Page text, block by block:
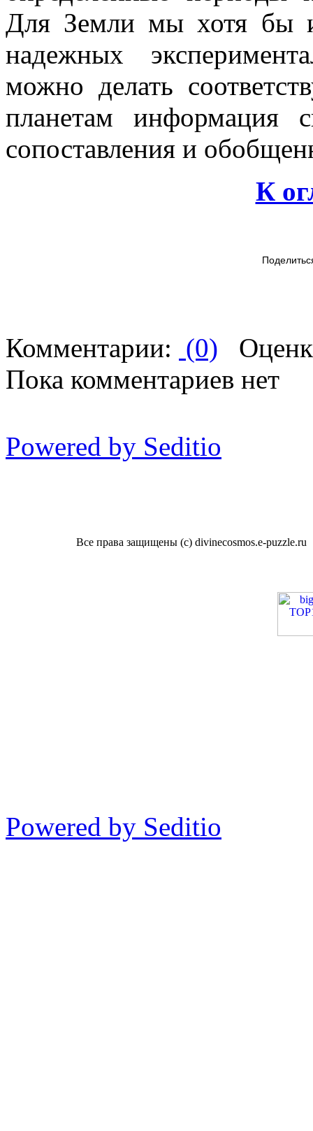
Для Земли мы хотя бы
надежных
можно делать
планетам информация
сопоставления и
К
Комментарии: (0)
Пока комментариев нет
Powered by Seditio
Все права защищены (с) divinecosmos.e-puzzle.ru
Powered by Seditio